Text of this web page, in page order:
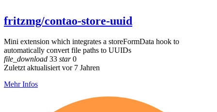
fritzmg/contao-store-uuid
Mini extension which integrates a storeFormData hook to
automatically convert file paths to UUIDs
file_download 33 star0
Zuletzt aktualisiert vor 7 Jahren
Mehr Infos